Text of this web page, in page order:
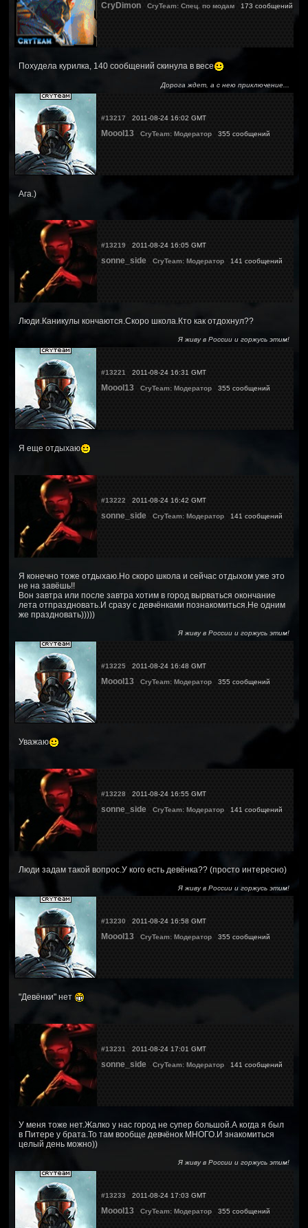
CryDimon CryTeam: Спец. по модам 173 сообщений
Похудела курилка, 140 сообщений скинула в весе
Дорога ждет, а с нею приключение...
#13217 2011-08-24 16:02 GMT
Moool13 CryTeam: Модератор 355 сообщений
Ага.)
#13219 2011-08-24 16:05 GMT
sonne_side CryTeam: Модератор 141 сообщений
Люди.Каникулы кончаются.Скоро школа.Кто как отдохнул??
Я живу в России и горжусь этим!
#13221 2011-08-24 16:31 GMT
Moool13 CryTeam: Модератор 355 сообщений
Я еще отдыхаю
#13222 2011-08-24 16:42 GMT
sonne_side CryTeam: Модератор 141 сообщений
Я конечно тоже отдыхаю.Но скоро школа и сейчас отдыхом уже это
не на завёшь!!
Вон завтра или после завтра хотим в город вырваться окончание
лета отпраздновать.И сразу с девчёнками познакомиться.Не одним
же праздновать)))))
Я живу в России и горжусь этим!
#13225 2011-08-24 16:48 GMT
Moool13 CryTeam: Модератор 355 сообщений
Уважаю
#13228 2011-08-24 16:55 GMT
sonne_side CryTeam: Модератор 141 сообщений
Люди задам такой вопрос.У кого есть девёнка?? (просто интересно)
Я живу в России и горжусь этим!
#13230 2011-08-24 16:58 GMT
Moool13 CryTeam: Модератор 355 сообщений
"Девёнки" нет
#13231 2011-08-24 17:01 GMT
sonne_side CryTeam: Модератор 141 сообщений
У меня тоже нет.Жалко у нас город не супер большой.А когда я был
в Питере у брата.То там вообще девчёнок МНОГО.И знакомиться
целый день можно))
Я живу в России и горжусь этим!
#13233 2011-08-24 17:03 GMT
Moool13 CryTeam: Модератор 355 сообщений